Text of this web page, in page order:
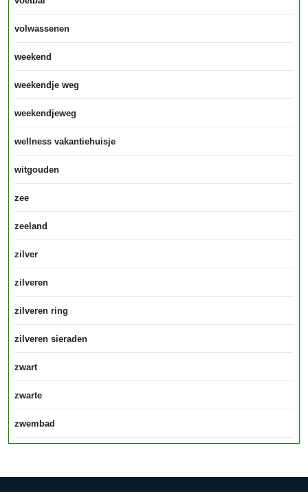
volwassenen
weekend
weekendje weg
weekendjeweg
wellness vakantiehuisje
witgouden
zee
zeeland
zilver
zilveren
zilveren ring
zilveren sieraden
zwart
zwarte
zwembad